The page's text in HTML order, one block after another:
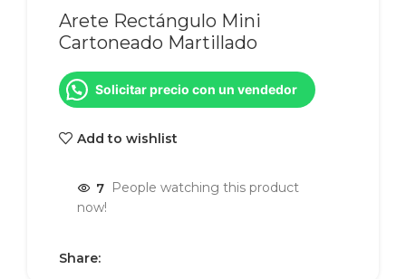
Arete Rectángulo Mini
Cartoneado Martillado
Solicitar precio con un vendedor
Add to wishlist
7 People watching this product
now!
Share: